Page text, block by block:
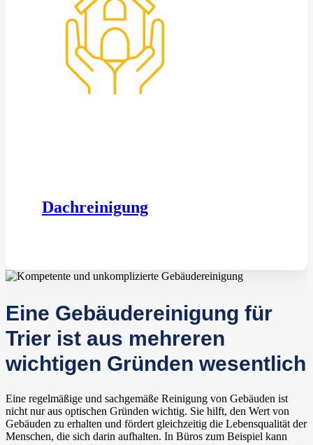
Dachreinigung
Eine Gebäudereinigung für
Trier ist aus mehreren
wichtigen Gründen wesentlich
Eine regelmäßige und sachgemäße Reinigung von Gebäuden ist
nicht nur aus optischen Gründen wichtig. Sie hilft, den Wert von
Gebäuden zu erhalten und fördert gleichzeitig die Lebensqualität der
Menschen, die sich darin aufhalten. In Büros zum Beispiel kann